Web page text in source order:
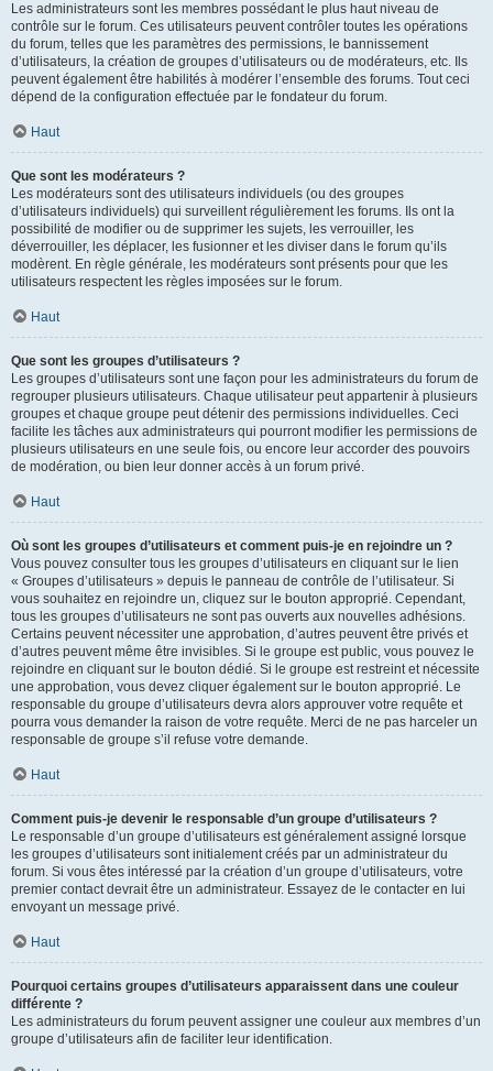
Les administrateurs sont les membres possédant le plus haut niveau de
contrôle sur le forum. Ces utilisateurs peuvent contrôler toutes les opérations
du forum, telles que les paramètres des permissions, le bannissement
d’utilisateurs, la création de groupes d’utilisateurs ou de modérateurs, etc. Ils
peuvent également être habilités à modérer l’ensemble des forums. Tout ceci
dépend de la configuration effectuée par le fondateur du forum.
Haut
Que sont les modérateurs ?
Les modérateurs sont des utilisateurs individuels (ou des groupes
d’utilisateurs individuels) qui surveillent régulièrement les forums. Ils ont la
possibilité de modifier ou de supprimer les sujets, les verrouiller, les
déverrouiller, les déplacer, les fusionner et les diviser dans le forum qu’ils
modèrent. En règle générale, les modérateurs sont présents pour que les
utilisateurs respectent les règles imposées sur le forum.
Haut
Que sont les groupes d’utilisateurs ?
Les groupes d’utilisateurs sont une façon pour les administrateurs du forum de
regrouper plusieurs utilisateurs. Chaque utilisateur peut appartenir à plusieurs
groupes et chaque groupe peut détenir des permissions individuelles. Ceci
facilite les tâches aux administrateurs qui pourront modifier les permissions de
plusieurs utilisateurs en une seule fois, ou encore leur accorder des pouvoirs
de modération, ou bien leur donner accès à un forum privé.
Haut
Où sont les groupes d’utilisateurs et comment puis-je en rejoindre un ?
Vous pouvez consulter tous les groupes d’utilisateurs en cliquant sur le lien
« Groupes d’utilisateurs » depuis le panneau de contrôle de l’utilisateur. Si
vous souhaitez en rejoindre un, cliquez sur le bouton approprié. Cependant,
tous les groupes d’utilisateurs ne sont pas ouverts aux nouvelles adhésions.
Certains peuvent nécessiter une approbation, d’autres peuvent être privés et
d’autres peuvent même être invisibles. Si le groupe est public, vous pouvez le
rejoindre en cliquant sur le bouton dédié. Si le groupe est restreint et nécessite
une approbation, vous devez cliquer également sur le bouton approprié. Le
responsable du groupe d’utilisateurs devra alors approuver votre requête et
pourra vous demander la raison de votre requête. Merci de ne pas harceler un
responsable de groupe s’il refuse votre demande.
Haut
Comment puis-je devenir le responsable d’un groupe d’utilisateurs ?
Le responsable d’un groupe d’utilisateurs est généralement assigné lorsque
les groupes d’utilisateurs sont initialement créés par un administrateur du
forum. Si vous êtes intéressé par la création d’un groupe d’utilisateurs, votre
premier contact devrait être un administrateur. Essayez de le contacter en lui
envoyant un message privé.
Haut
Pourquoi certains groupes d’utilisateurs apparaissent dans une couleur
différente ?
Les administrateurs du forum peuvent assigner une couleur aux membres d’un
groupe d’utilisateurs afin de faciliter leur identification.